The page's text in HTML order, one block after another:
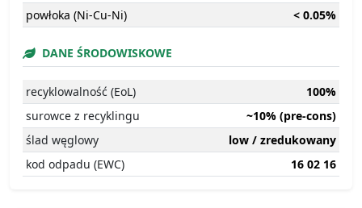
powłoka (Ni-Cu-Ni)
< 0.05%
DANE ŚRODOWISKOWE
recyklowalność (EoL)
100%
surowce z recyklingu
~10% (pre-cons)
ślad węglowy
low / zredukowany
kod odpadu (EWC)
16 02 16